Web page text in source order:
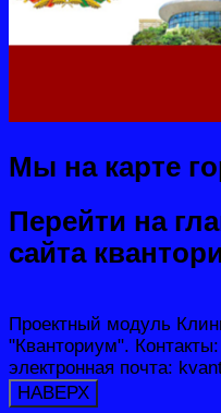
Мы на карте
Перейти на
сайта
Проектный модуль
"Кванториум".
электронная почта:
НАВЕРХ